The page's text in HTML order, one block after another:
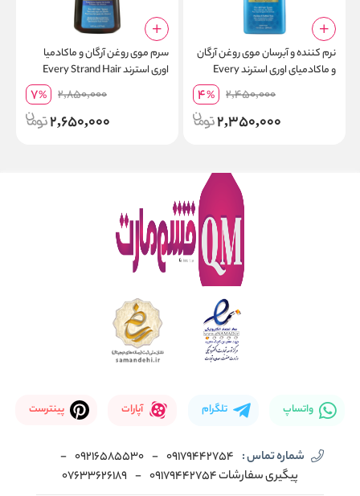
نرم کننده و آبرسان موی روغن آرگان
و ماکادمیای اوری استرند Every
Strand Hydrating حجم 399 میلی 2,450,000
4%
2,350,000
سرم موی روغن آرگان و ماکادمیا
اوری استرند Every Strand Hair
2,850,000
7%
2,650,000
واتساپ تلگرام آپارات پینترست
شماره تماس : 09179442754
-
09216585530
-
پیگیری سفارشات 09179442754
-
07633626189